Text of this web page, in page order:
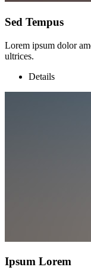
Sed Tempus
Lorem ipsum dolor
ultrices.
Details
Ipsum Lorem